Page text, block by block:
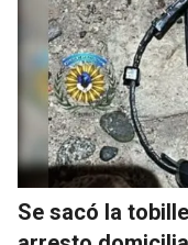
Se sacó la